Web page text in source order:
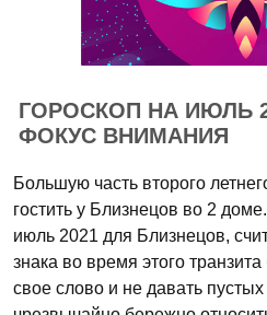
ГОРОСКОП НА ИЮЛЬ
ФОКУС ВНИМАНИЯ
Большую часть второго
гостить у Близнецов во 2
июль 2021 для Близнецов,
знака во время этого
свое слово и не давать